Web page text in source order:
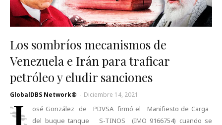
Los sombríos mecanismos de
Venezuela e Irán para traficar
petróleo y eludir sanciones
GlobalDBS Network® - Diciembre 14, 2021
J
osé González de PDVSA firmó el Manifiesto de Carga
del buque tanque S-TINOS (IMO 9166754) cuando se